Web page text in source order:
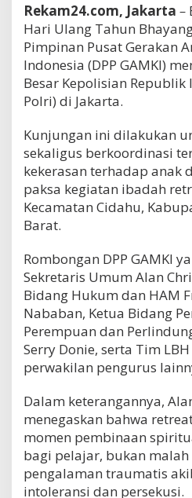
Rekam24.com, Jakarta –
Hari Ulang Tahun
Pimpinan Pusat Gerakan
Indonesia (DPP GAMKI)
Besar Kepolisian Republik
Polri) di Jakarta.
Kunjungan ini dilakukan
sekaligus berkoordinasi
kekerasan terhadap anak
paksa kegiatan ibadah
Kecamatan Cidahu,
Barat.
Rombongan DPP GAMKI
Sekretaris Umum Alan
Bidang Hukum dan HAM
Nababan, Ketua Bidang
Perempuan dan
Serry Donie, serta Tim
perwakilan pengurus
Dalam keterangannya,
menegaskan bahwa
momen pembinaan
bagi pelajar, bukan
pengalaman traumatis
intoleransi dan persekusi.